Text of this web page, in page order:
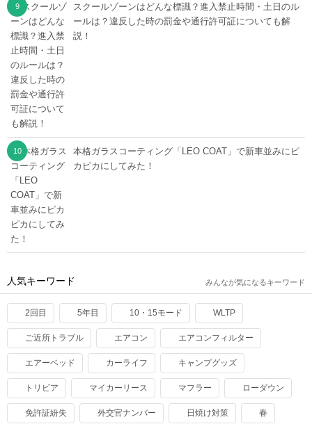
スクールゾーンはどんな標識？進入禁止時間・土日のル
ールは？違反した時の罰金や通行許可証についても解
説！
本格ガラスコーティング「LEO COAT」で新車並みにピ
カピカにしてみた！
人気キーワード みんなが気になるキーワード
2回目 5年目 10・15モード WLTP
ご近所トラブル エアコン エアコンフィルター
エアーベッド カーライフ キャンプグッズ
トリビア マイカーリース マフラー ローダウン
免許証紛失 外交官ナンバー 日焼け対策 春